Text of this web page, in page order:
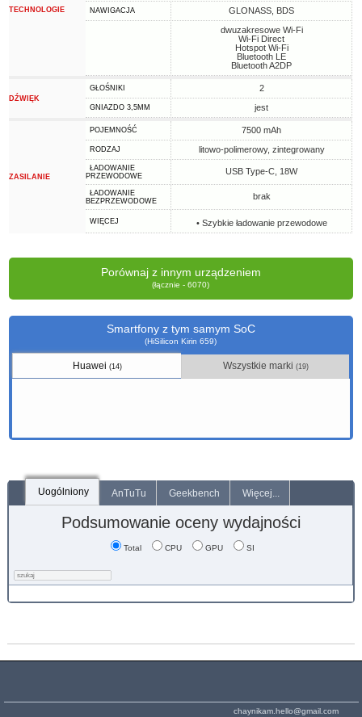
TECHNOLOGIE NAWIGACJA
GLONASS, BDS
dwuzakresowe Wi-Fi
Wi-Fi Direct
Hotspot Wi-Fi
Bluetooth LE
Bluetooth A2DP
DŹWIĘK
GŁOŚNIKI 2
GNIAZDO 3,5MM jest
ZASILANIE
POJEMNOŚĆ 7500 mAh
RODZAJ litowo-polimerowy, zintegrowany
ŁADOWANIE
PRZEWODOWE
USB Type-C, 18W
ŁADOWANIE
BEZPRZEWODOWE
brak
WIĘCEJ • Szybkie ładowanie przewodowe
Porównaj z innym urządzeniem
(łącznie - 6070)
Smartfony z tym samym SoC
(HiSilicon Kirin 659)
Huawei (14) Wszystkie marki (19)
Uogólniony AnTuTu Geekbench Więcej...
Podsumowanie oceny wydajności
Total CPU GPU SI
chaynikam.hello@gmail.com